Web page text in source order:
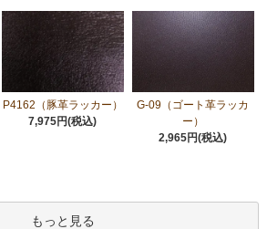
P4162（豚革ラッカー）
7,975円(税込)
G-09（ゴート革ラッカ
ー）
2,965円(税込)
もっと見る